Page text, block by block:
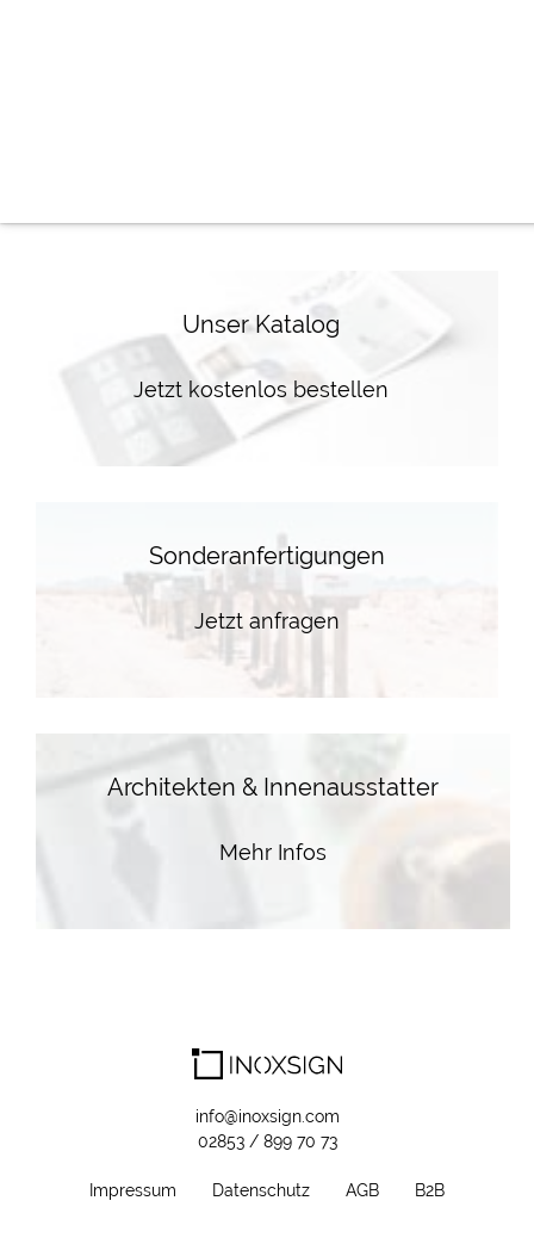
Unser Katalog
Jetzt kostenlos bestellen
Sonderanfertigungen
Jetzt anfragen
Architekten & Innenausstatter
Mehr Infos
info@inoxsign.com
02853 / 899 70 73
Impressum Datenschutz AGB B2B